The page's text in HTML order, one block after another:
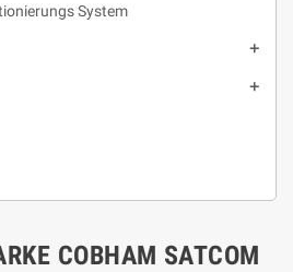
System
add
add
COBHAM SATCOM